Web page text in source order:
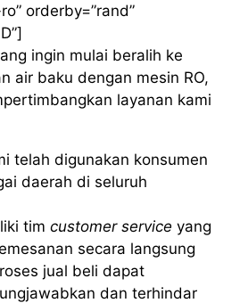
orderby=”rand”
ingin mulai beralih ke
air baku dengan mesin RO,
layanan kami
telah digunakan konsumen
daerah di seluruh
tim customer service yang
secara langsung
jual beli dapat
dan terhindar